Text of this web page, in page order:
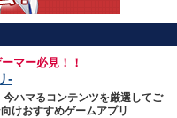
マー必見！！
-
今ハマるコンテンツを厳選してご
けおすすめゲームアプリ